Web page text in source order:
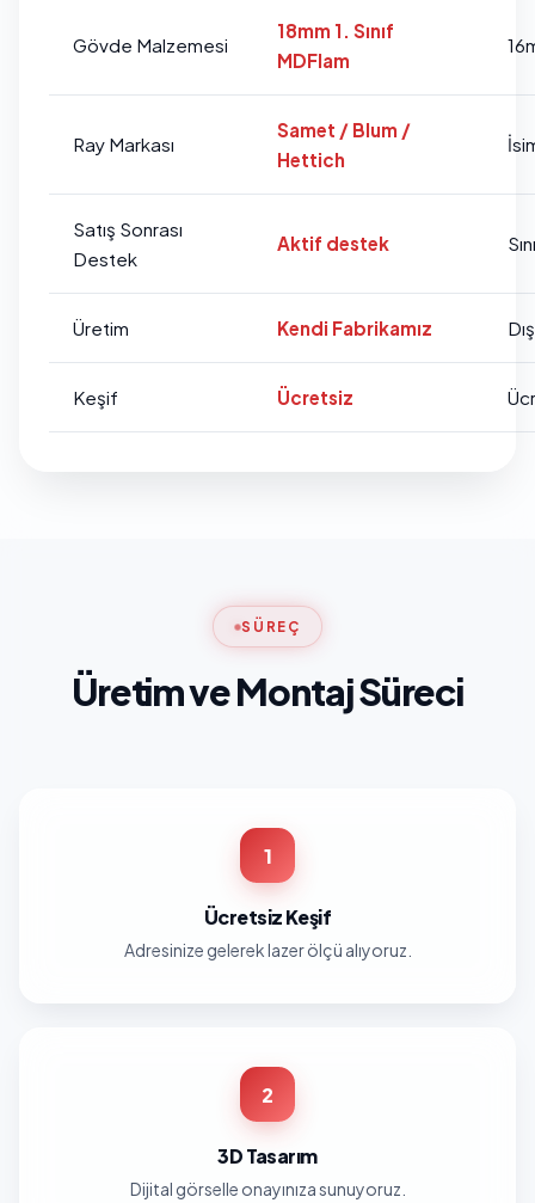
Gövde Malzemesi
18mm 1. Sınıf
MDFlam
Ray Markası
Samet / Blum /
Hettich
Satış Sonrası
Destek
Aktif destek
Üretim Kendi Fabrikamız
Keşif Ücretsiz
SÜREÇ
Üretim ve Montaj Süreci
1
Ücretsiz Keşif
Adresinize gelerek lazer ölçü alıyoruz.
2
3D Tasarım
Dijital görselle onayınıza sunuyoruz.